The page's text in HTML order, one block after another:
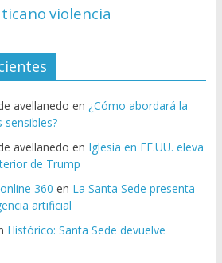
violencia
avellanedo en ¿Cómo abordará la
sensibles?
avellanedo en Iglesia en EE.UU. eleva
de Trump
360 en La Santa Sede presenta
artificial
Histórico: Santa Sede devuelve